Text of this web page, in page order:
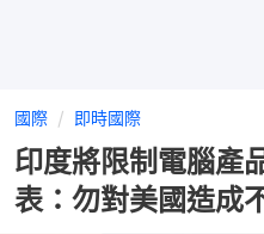
國際 即時國際
印度將限制電腦
表：勿對美國造成